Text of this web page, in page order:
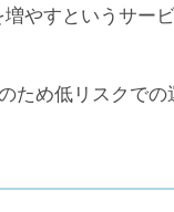
という声も多々
した。
やすというサー
め低リスクでの